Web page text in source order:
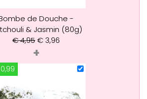
de Douche -
& Jasmin (80g)
€4,95€ 3,96
+